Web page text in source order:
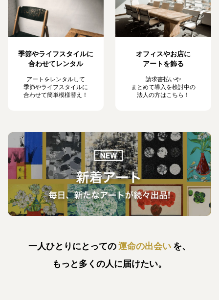
季節やライフスタイルに
合わせてレンタル
アートをレンタルして
季節やライフスタイルに
合わせて簡単模様替え！
オフィスやお店に
アートを飾る
請求書払いや
まとめて導入を検討中の
法人の方はこちら！
一人ひとりにとっての運命の出会い を、
もっと多くの人に届けたい。